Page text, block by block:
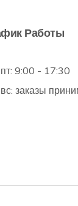
Работы
9:00 - 17:30
заказы